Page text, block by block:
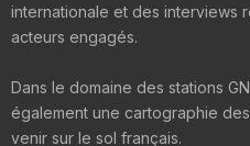
internationale et des interviews
acteurs engagés.
Dans le domaine des stations
également une cartographie
venir sur le sol français.